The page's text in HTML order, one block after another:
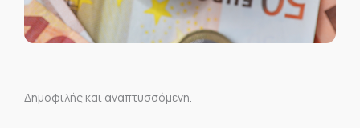
Δημοφιλής και αναπτυσσόμενη.